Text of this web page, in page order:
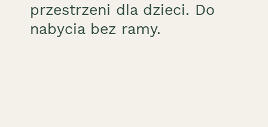
przestrzeni dla dzieci. Do
nabycia bez ramy.